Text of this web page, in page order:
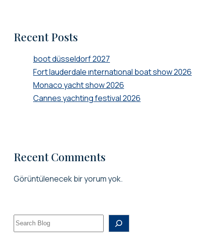
Recent Posts
boot düsseldorf 2027
Fort lauderdale ınternatıonal boat show 2026
Monaco yacht show 2026
Cannes yachting festival 2026
Recent Comments
Görüntülenecek bir yorum yok.
Ara